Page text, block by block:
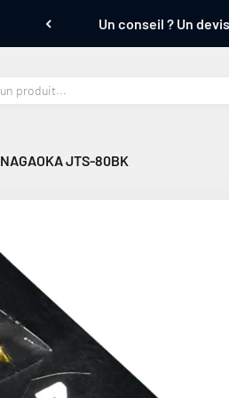
Un conseil ? Un
NAGAOKA JTS-80BK